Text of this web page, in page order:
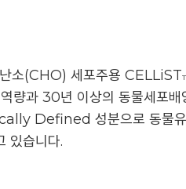
소(CHO) 세포주용 CELLiST
량과 30년 이상의 동물세포배
Defined 성분으로 동물
있습니다.